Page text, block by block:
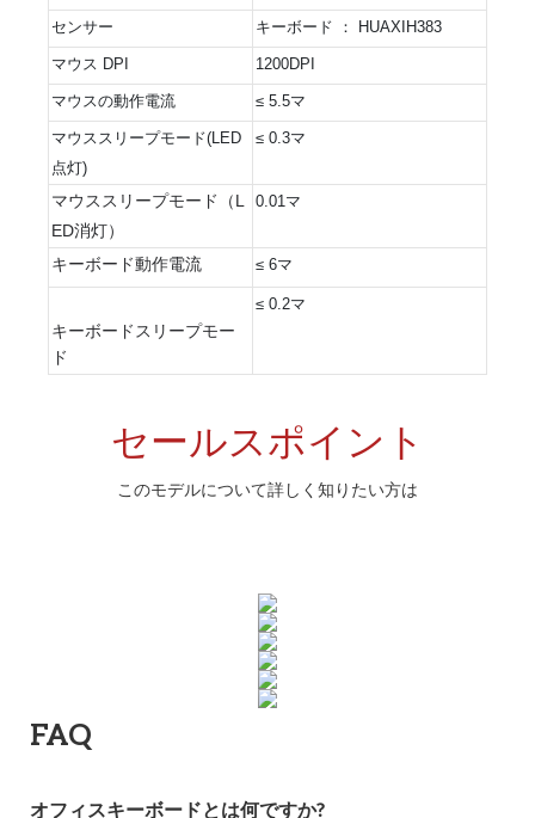
センサー キーボード ： HUAXIH383
マウス DPI 1200DPI
マウスの動作電流 ≤ 5.5マ
マウススリープモード(LED
点灯)
≤ 0.3マ
マウススリープモード（L
ED消灯）
0.01マ
キーボード動作電流 ≤ 6マ
キーボードスリープモー
ド
≤ 0.2マ
セールスポイント
このモデルについて詳しく知りたい方は
FAQ
オフィスキーボードとは何ですか?